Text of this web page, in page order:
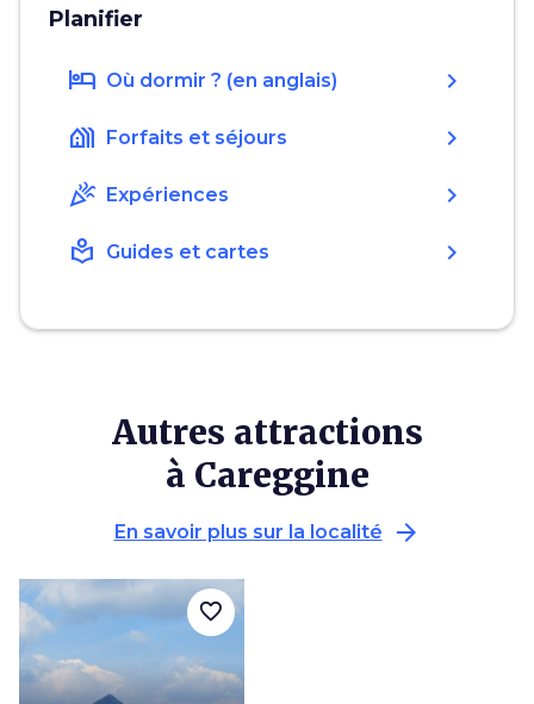
Planifier
hotel Où dormir ? (en anglais) chevron_right
holiday_village Forfaits et séjours chevron_right
celebration Expériences chevron_right
local_library Guides et cartes chevron_right
Autres attractions
à Careggine
En savoir plus sur la localité arrow_forward
favorite_border